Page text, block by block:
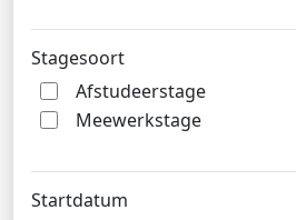
Stagesoort
Afstudeerstage
Meewerkstage
Startdatum